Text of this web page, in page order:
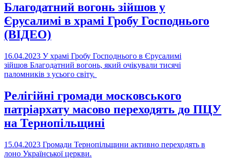
Благодатний вогонь зійшов у
Єрусалимі в храмі Гробу Господнього
(ВІДЕО)
16.04.2023 У храмі Гробу Господнього в Єрусалимі
зійшов Благодатний вогонь, який очікували тисячі
паломників з усього світу.
Релігійні громади московського
патріархату масово переходять до ПЦУ
на Тернопільщині
15.04.2023 Громади Тернопільщини активно переходять в
лоно Української церкви.